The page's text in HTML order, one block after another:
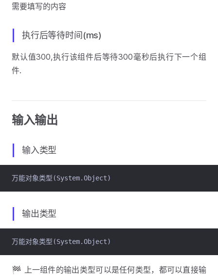
需要填写的内容
执行后等待时间(ms)
默认值300,执行该组件后等待300毫秒后执行下一个组
件.
输入输出
输入类型
万能对象类型(System.Object)
输出类型
万能对象类型(System.Object)
🏁 上一组件的输出类型可以是任何类型，都可以直接输